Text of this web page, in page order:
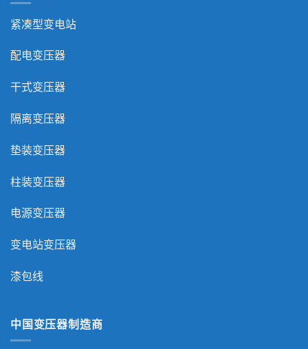
紧凑型变电站
配电变压器
干式变压器
隔离变压器
垫装变压器
柱装变压器
电源变压器
变电站变压器
漆包线
中国变压器制造商